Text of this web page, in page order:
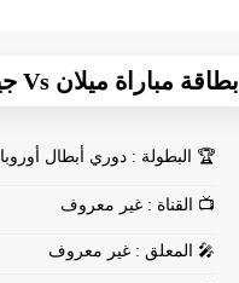
بطاقة مباراة ميلان Vs جيرونا
🏆 البطولة : دوري أبطال أوروبا
📺 القناة : غير معروف
🎤 المعلق : غير معروف